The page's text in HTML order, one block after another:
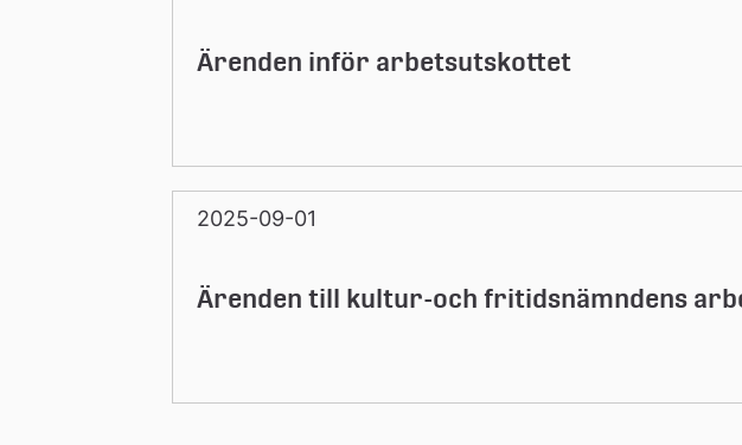
Ärenden inför arbetsutskottet
2025-09-01
Ärenden till kultur-och fritidsnämndens